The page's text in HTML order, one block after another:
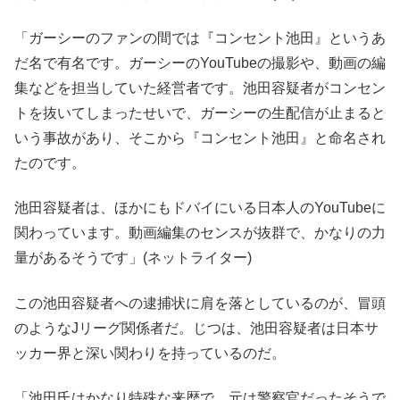
「ガーシーのファンの間では『コンセント池田』というあ
だ名で有名です。ガーシーのYouTubeの撮影や、動画の編
集などを担当していた経営者です。池田容疑者がコンセン
トを抜いてしまったせいで、ガーシーの生配信が止まると
いう事故があり、そこから『コンセント池田』と命名され
たのです。
池田容疑者は、ほかにもドバイにいる日本人のYouTubeに
関わっています。動画編集のセンスが抜群で、かなりの力
量があるそうです」(ネットライター)
この池田容疑者への逮捕状に肩を落としているのが、冒頭
のようなJリーグ関係者だ。じつは、池田容疑者は日本サ
ッカー界と深い関わりを持っているのだ。